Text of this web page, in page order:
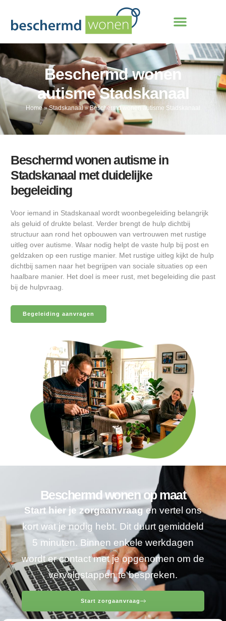
Beschermd wonen
autisme Stadskanaal
Home»Stadskanaal»Beschermd wonen autisme Stadskanaal
Beschermd wonen autisme in
Stadskanaal met duidelijke
begeleiding
Voor iemand in Stadskanaal wordt woonbegeleiding belangrijk
als geluid of drukte belast. Verder brengt de hulp dichtbij
structuur aan rond het opbouwen van vertrouwen met rustige
uitleg over autisme. Waar nodig helpt de vaste hulp bij post en
geldzaken op een rustige manier. Met rustige uitleg kijkt de hulp
dichtbij samen naar het begrijpen van sociale situaties op een
haalbare manier. Het doel is meer rust, met begeleiding die past
bij de hulpvraag.
Begeleiding aanvragen
Beschermd wonen op maat
Start hier je zorgaanvraagen vertel ons
kort wat je nodig hebt. Dit duurt gemiddeld
5 minuten. Binnen enkele werkdagen
wordt er contact met je opgenomen om de
vervolgstappen te bespreken.
Start zorgaanvraag